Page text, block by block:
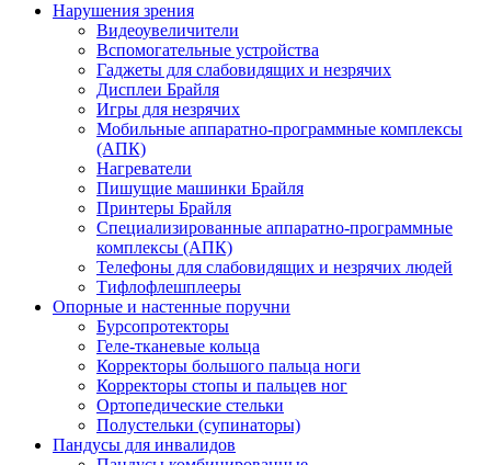
Нарушения зрения
Видеоувеличители
Вспомогательные устройства
Гаджеты для слабовидящих и незрячих
Дисплеи Брайля
Игры для незрячих
Мобильные аппаратно-программные комплексы
(АПК)
Нагреватели
Пишущие машинки Брайля
Принтеры Брайля
Специализированные аппаратно-программные
комплексы (АПК)
Телефоны для слабовидящих и незрячих людей
Тифлофлешплееры
Опорные и настенные поручни
Бурсопротекторы
Геле-тканевые кольца
Корректоры большого пальца ноги
Корректоры стопы и пальцев ног
Ортопедические стельки
Полустельки (супинаторы)
Пандусы для инвалидов